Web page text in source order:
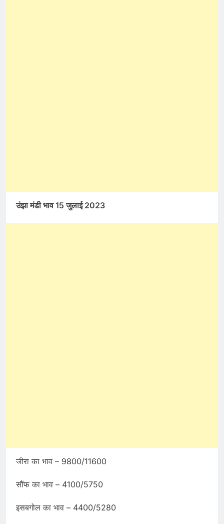
उंझा मंडी भाव 15 जुलाई 2023
जीरा का भाव – 9800/11600
सौंफ का भाव – 4100/5750
इसबगोल का भाव – 4400/5280